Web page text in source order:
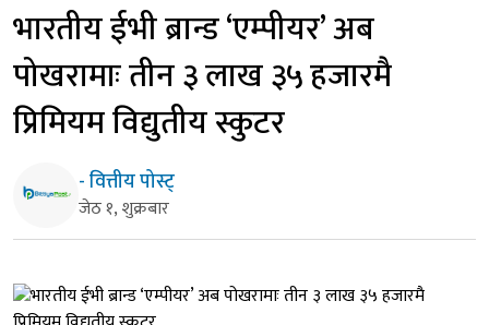
भारतीय ईभी ब्रान्ड ‘एम्पीयर’ अब
पोखरामाः तीन ३ लाख ३५ हजारमै
प्रिमियम विद्युतीय स्कुटर
- वित्तीय पोस्ट्
जेठ १, शुक्रबार